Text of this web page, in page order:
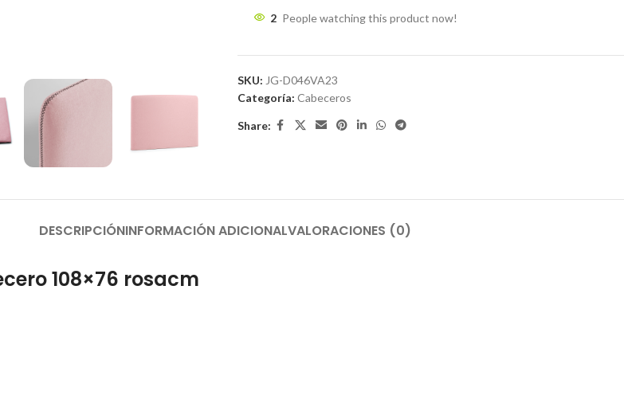
2 People watching this product now!
SKU: JG-D046VA23
Categoría: Cabeceros
Share:
DESCRIPCIÓNINFORMACIÓN ADICIONALVALORACIONES (0)
108×76 rosacm